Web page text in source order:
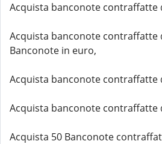
Acquista banconote contraffatte
Acquista banconote contraffatte
Banconote in euro,
Acquista banconote contraffatte
Acquista banconote contraffatte
Acquista 50 Banconote